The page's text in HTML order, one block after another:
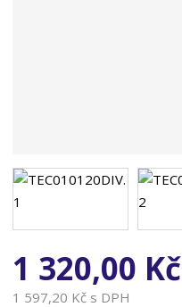
1 320,00 Kč
1 597,20 Kč s DPH